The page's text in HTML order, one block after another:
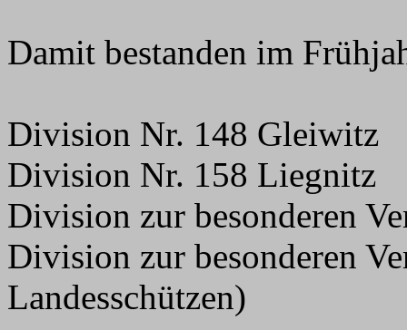
Damit bestanden im
Division Nr. 148 Gleiwitz
Division Nr. 158 Liegnitz
Division zur besonderen
Division zur besonderen
Landesschützen)